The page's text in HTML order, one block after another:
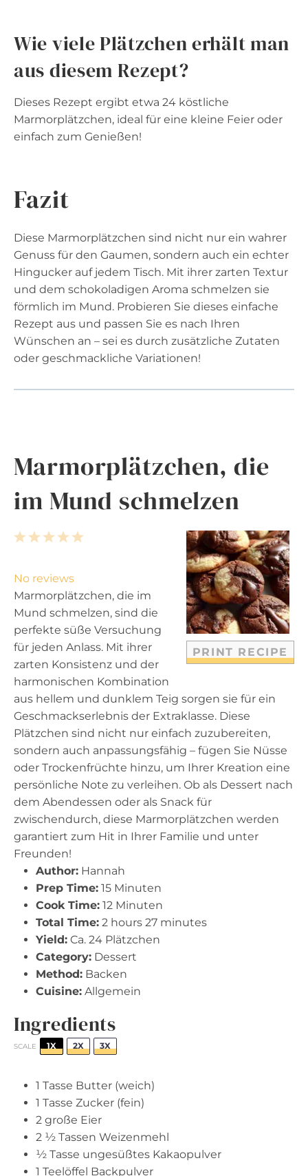
Wie viele Plätzchen erhält man
aus diesem Rezept?
Dieses Rezept ergibt etwa 24 köstliche
Marmorplätzchen, ideal für eine kleine Feier oder
einfach zum Genießen!
Fazit
Diese Marmorplätzchen sind nicht nur ein wahrer
Genuss für den Gaumen, sondern auch ein echter
Hingucker auf jedem Tisch. Mit ihrer zarten Textur
und dem schokoladigen Aroma schmelzen sie
förmlich im Mund. Probieren Sie dieses einfache
Rezept aus und passen Sie es nach Ihren
Wünschen an – sei es durch zusätzliche Zutaten
oder geschmackliche Variationen!
Marmorplätzchen, die
im Mund schmelzen
PRINT RECIPE
5
a
r
s
4
t
a
r
s
3
t
a
r
s
2
t
a
r
s
1
t
a
r
No reviews
Marmorplätzchen, die im
Mund schmelzen, sind die
perfekte süße Versuchung
für jeden Anlass. Mit ihrer
zarten Konsistenz und der
harmonischen Kombination
aus hellem und dunklem Teig sorgen sie für ein
Geschmackserlebnis der Extraklasse. Diese
Plätzchen sind nicht nur einfach zuzubereiten,
sondern auch anpassungsfähig – fügen Sie Nüsse
oder Trockenfrüchte hinzu, um Ihrer Kreation eine
persönliche Note zu verleihen. Ob als Dessert nach
dem Abendessen oder als Snack für
zwischendurch, diese Marmorplätzchen werden
garantiert zum Hit in Ihrer Familie und unter
Freunden!
Author: Hannah
Prep Time: 15 Minuten
Cook Time: 12 Minuten
Total Time: 2 hours 27 minutes
Yield: Ca. 24 Plätzchen
Category: Dessert
Method: Backen
Cuisine: Allgemein
Ingredients
SCALE 1X 2X 3X
1 Tasse Butter (weich)
1 Tasse Zucker (fein)
2 große Eier
2 ½ Tassen Weizenmehl
½ Tasse ungesüßtes Kakaopulver
1 Teelöffel Backpulver